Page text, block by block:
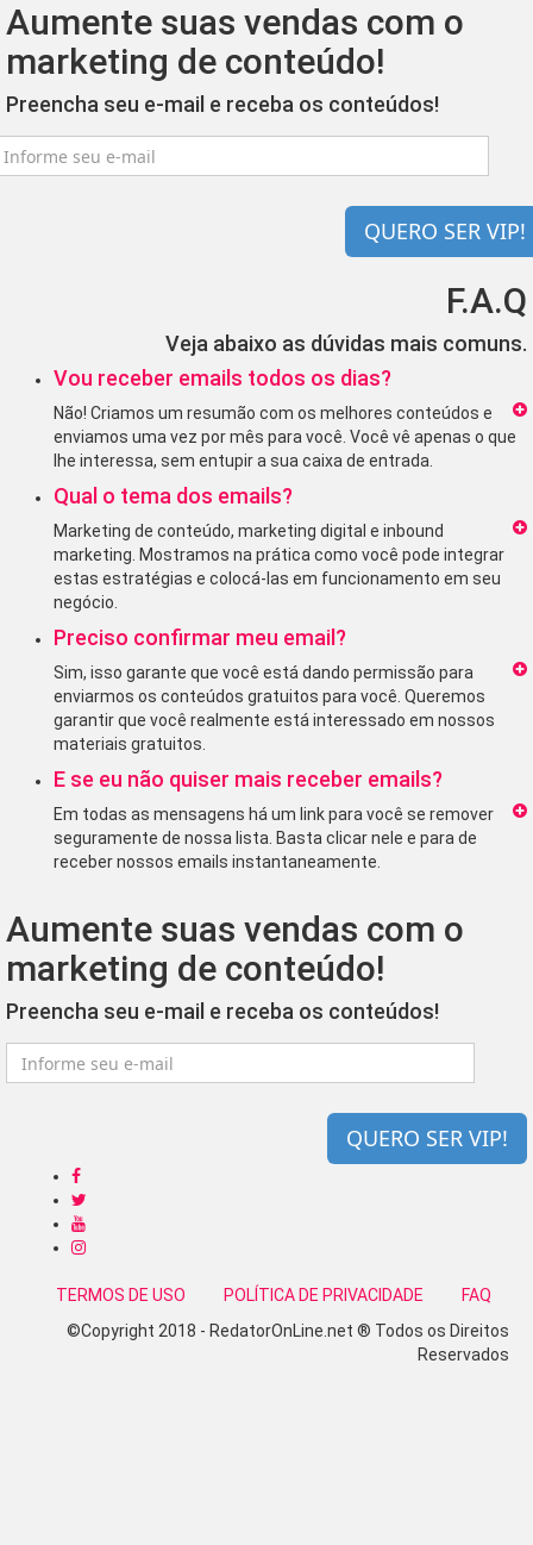
Aumente suas vendas com o
marketing de conteúdo!
Preencha seu e-mail e receba os conteúdos!
QUERO SER VIP!
F.A.Q
Veja abaixo as dúvidas mais comuns.
Vou receber emails todos os dias?
Não! Criamos um resumão com os melhores conteúdos e
enviamos uma vez por mês para você. Você vê apenas o que
lhe interessa, sem entupir a sua caixa de entrada.
Qual o tema dos emails?
Marketing de conteúdo, marketing digital e inbound
marketing. Mostramos na prática como você pode integrar
estas estratégias e colocá-las em funcionamento em seu
negócio.
Preciso confirmar meu email?
Sim, isso garante que você está dando permissão para
enviarmos os conteúdos gratuitos para você. Queremos
garantir que você realmente está interessado em nossos
materiais gratuitos.
E se eu não quiser mais receber emails?
Em todas as mensagens há um link para você se remover
seguramente de nossa lista. Basta clicar nele e para de
receber nossos emails instantaneamente.
Aumente suas vendas com o
marketing de conteúdo!
Preencha seu e-mail e receba os conteúdos!
QUERO SER VIP!
TERMOS DE USO POLÍTICA DE PRIVACIDADE
FAQ
©Copyright 2018 - RedatorOnLine.net ® Todos os Direitos
Reservados